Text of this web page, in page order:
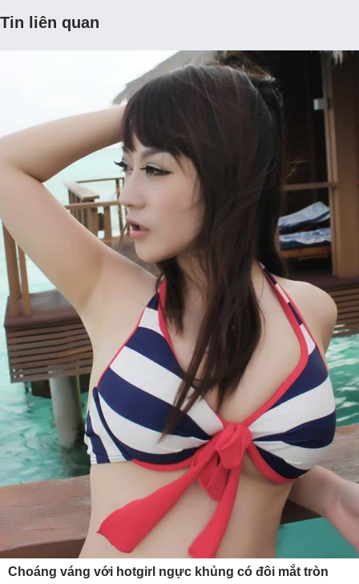
Tin liên quan
Choáng váng với hotgirl ngực khủng có đôi mắt tròn